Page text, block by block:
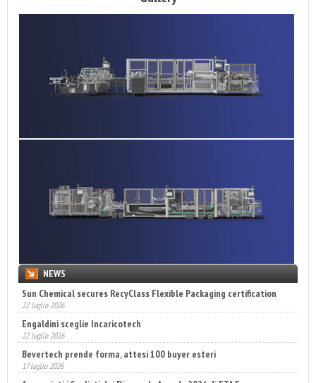
NEWS
Sun Chemical secures RecyClass Flexible Packaging certification
22 luglio 2026
Engaldini sceglie Incaricotech
22 luglio 2026
Bevertech prende forma, attesi 100 buyer esteri
17 luglio 2026